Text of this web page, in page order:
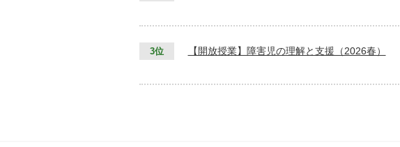
3位 【開放授業】障害児の理解と支援（2026春）